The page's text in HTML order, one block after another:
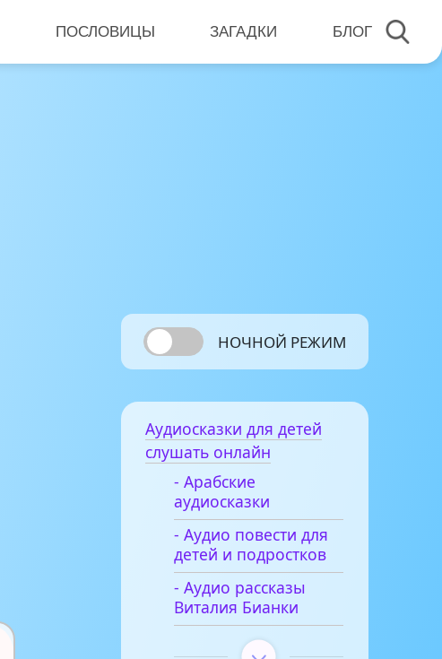
ПОСЛОВИЦЫ ЗАГАДКИ БЛОГ
НОЧНОЙ РЕЖИМ
Аудиосказки для детей
слушать онлайн
- Арабские
аудиосказки
- Аудио повести для
детей и подростков
- Аудио рассказы
Виталия Бианки